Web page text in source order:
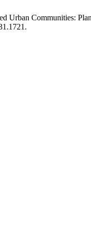
Communities: